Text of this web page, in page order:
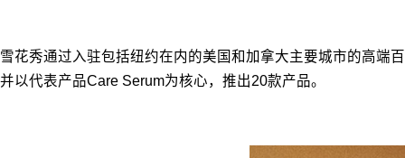
雪花秀通过入驻包括纽约在内的美国和加拿大主要城市的高端
并以代表产品Care Serum为核心，推出20款产品。